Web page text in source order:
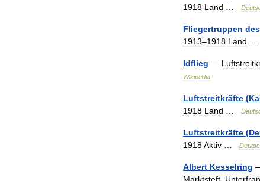
1918 Land
Fliegertruppen des
1913–1918 Land
Idflieg —
Wikipedia
Luftstreitkräfte (
1918 Land
Luftstreitkräfte (
1918Aktiv
Albert Kesselring